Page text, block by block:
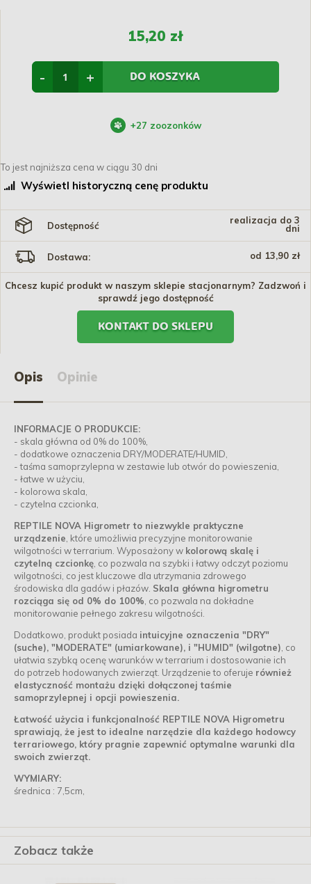
15,20 zł
+
- DO KOSZYKA
+27 zoozonków
To jest najniższa cena w ciągu 30 dni
Wyświetl historyczną cenę produktu
Dostępność
realizacja do 3
dni
Dostawa: od 13,90 zł
Chcesz kupić produkt w naszym sklepie stacjonarnym? Zadzwoń i
sprawdź jego dostępność
KONTAKT DO SKLEPU
Opis Opinie
INFORMACJE O PRODUKCIE:
- skala główna od 0% do 100%,
- dodatkowe oznaczenia DRY/MODERATE/HUMID,
- taśma samoprzylepna w zestawie lub otwór do powieszenia,
- łatwe w użyciu,
- kolorowa skala,
- czytelna czcionka,
REPTILE NOVA Higrometr to niezwykle praktyczne
urządzenie , które umożliwia precyzyjne monitorowanie
wilgotności w terrarium. Wyposażony w kolorową skalę i
czytelną czcionkę , co pozwala na szybki i łatwy odczyt poziomu
wilgotności, co jest kluczowe dla utrzymania zdrowego
środowiska dla gadów i płazów. Skala główna higrometru
rozciąga się od 0% do 100% , co pozwala na dokładne
monitorowanie pełnego zakresu wilgotności.
Dodatkowo, produkt posiada intuicyjne oznaczenia "DRY"
(suche), "MODERATE" (umiarkowane), i "HUMID" (wilgotne) , co
ułatwia szybką ocenę warunków w terrarium i dostosowanie ich
do potrzeb hodowanych zwierząt. Urządzenie to oferuje również
elastyczność montażu dzięki dołączonej taśmie
samoprzylepnej i opcji powieszenia.
Łatwość użycia i funkcjonalność REPTILE NOVA Higrometru
sprawiają, że jest to idealne narzędzie dla każdego hodowcy
terrariowego, który pragnie zapewnić optymalne warunki dla
swoich zwierząt.
WYMIARY:
średnica : 7,5cm,
Zobacz także